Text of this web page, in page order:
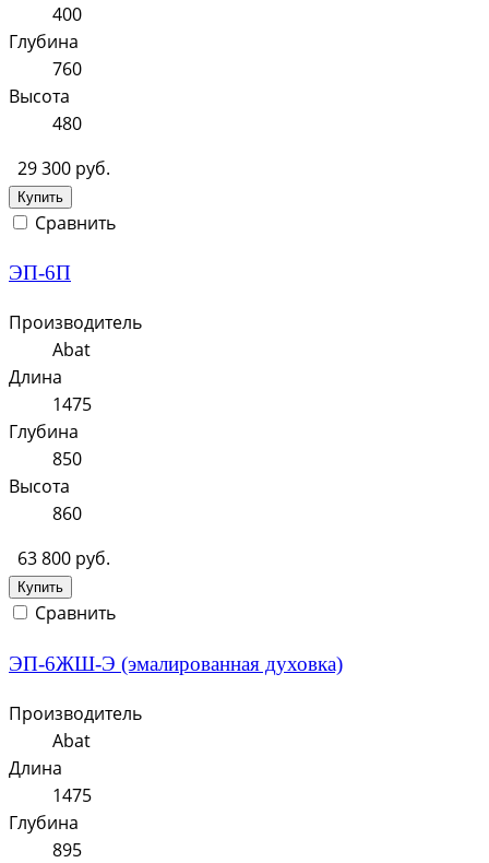
400
Глубина
760
Высота
480
29 300 руб.
Купить
Сравнить
ЭП-6П
Производитель
Abat
Длина
1475
Глубина
850
Высота
860
63 800 руб.
Купить
Сравнить
ЭП-6ЖШ-Э (эмалированная духовка)
Производитель
Abat
Длина
1475
Глубина
895